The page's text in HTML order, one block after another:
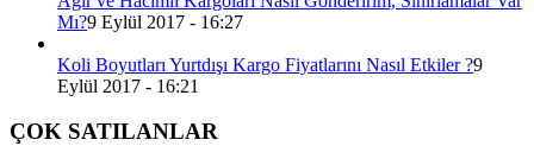
Mı?9 Eylül 2017 - 16:27
Koli Boyutları Yurtdışı Kargo Fiyatlarını Nasıl Etkiler ?9
Eylül 2017 - 16:21
ÇOK SATILANLAR